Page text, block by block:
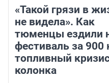
«Такой грязи в
не видела». Как
тюменцы ездили
фестиваль за 900
топливный
колонка